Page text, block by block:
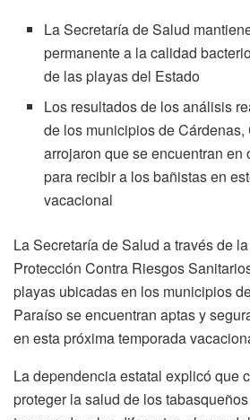
La Secretaría de Salud
permanente a la calidad
de las playas del Estado
Los resultados de los análisis
de los municipios de
arrojaron que se encuentran
para recibir a los bañistas en
vacacional
La Secretaría de Salud a través de
Protección Contra Riesgos
playas ubicadas en los municipios
Paraíso se encuentran aptas y
en esta próxima temporada
La dependencia estatal explicó que
proteger la salud de los